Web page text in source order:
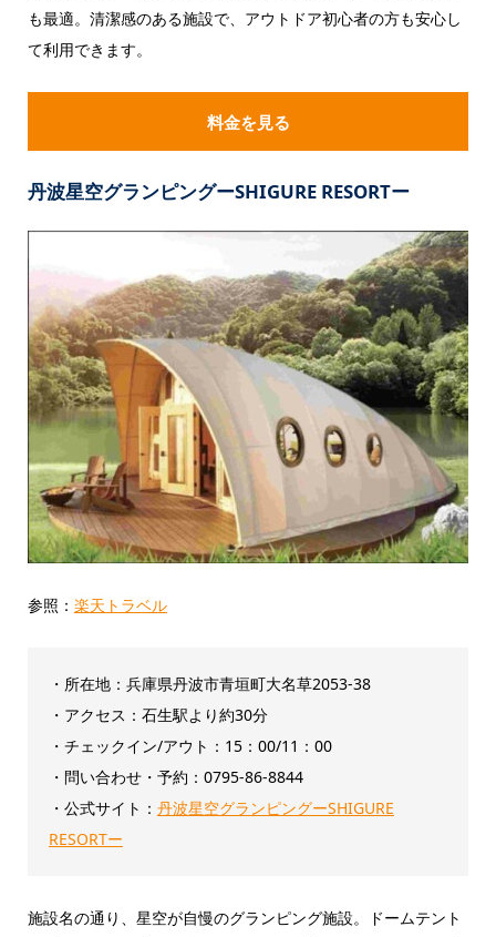
も最適。清潔感のある施設で、アウトドア初心者の方も安心し
て利用できます。
料金を見る
丹波星空グランピングーSHIGURE RESORTー
参照： 楽天トラベル
・所在地：兵庫県丹波市青垣町大名草2053-38
・アクセス：石生駅より約30分
・チェックイン/アウト：‎15：00/11：00
・問い合わせ・予約：0795-86-8844
・公式サイト： 丹波星空グランピングーSHIGURE
RESORTー
施設名の通り、星空が自慢のグランピング施設。ドームテント